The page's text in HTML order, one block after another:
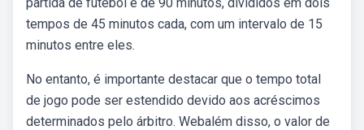
tempos de 45 minutos cada, com um intervalo de 15
minutos entre eles.
No entanto, é importante destacar que o tempo total
de jogo pode ser estendido devido aos acréscimos
determinados pelo árbitro. Webalém disso, o valor de